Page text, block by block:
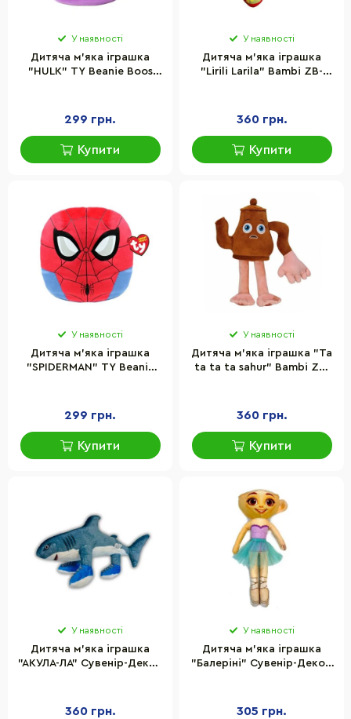
У наявності
Дитяча м'яка іграшка
"HULK" TY Beanie Boos
299 грн.
Купити
У наявності
Дитяча м'яка іграшка
"Lirili Larila" Bambi ZB-
360 грн.
Купити
У наявності
Дитяча м'яка іграшка
"SPIDERMAN" TY Beanie
299 грн.
Купити
У наявності
Дитяча м'яка іграшка "Ta
ta ta ta sahur" Bambi ZB-
360 грн.
Купити
У наявності
Дитяча м'яка іграшка
"АКУЛА-ЛА" Сувенір-Декор
360 грн.
У наявності
Дитяча м'яка іграшка
"Балеріні" Сувенір-Декор
305 грн.